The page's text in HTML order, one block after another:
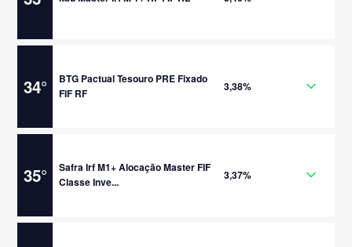
34°
BTG Pactual Tesouro PRE Fixado
FIF RF
3,38%
35°
Safra Irf M1+ Alocação Master FIF
Classe Inve...
3,37%